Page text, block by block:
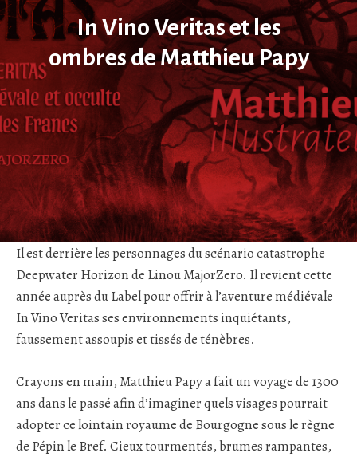
In Vino Veritas et les
ombres de Matthieu Papy
Il est derrière les personnages du scénario catastrophe
Deepwater Horizon de Linou MajorZero. Il revient cette
année auprès du Label pour offrir à l’aventure médiévale
In Vino Veritas ses environnements inquiétants,
faussement assoupis et tissés de ténèbres.
Crayons en main, Matthieu Papy a fait un voyage de 1300
ans dans le passé afin d’imaginer quels visages pourrait
adopter ce lointain royaume de Bourgogne sous le règne
de Pépin le Bref. Cieux tourmentés, brumes rampantes,